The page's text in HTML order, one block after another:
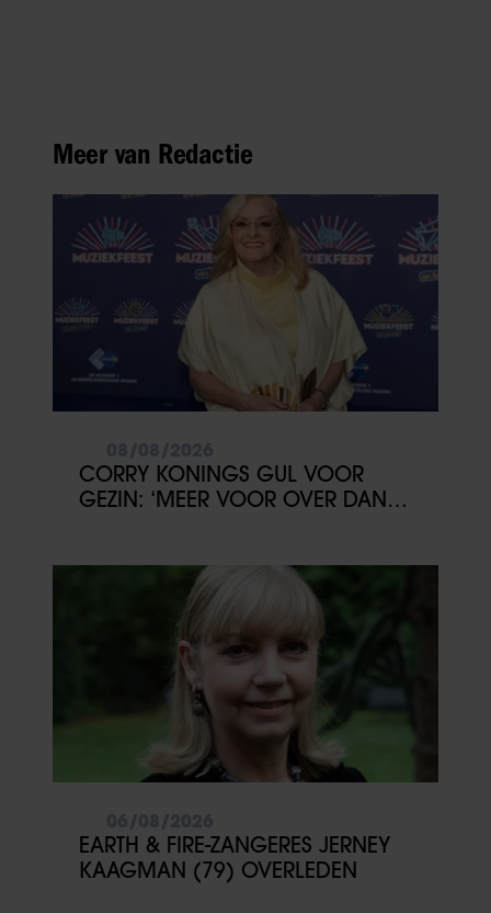
Meer van Redactie
CORRY KONINGS GUL VOOR
GEZIN: ‘MEER VOOR OVER DAN
EARTH & FIRE-ZANGERES JERNEY
KAAGMAN (79) OVERLEDEN